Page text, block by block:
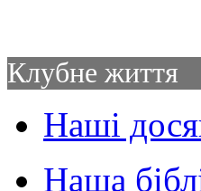
Клубне життя
Наші
Наша